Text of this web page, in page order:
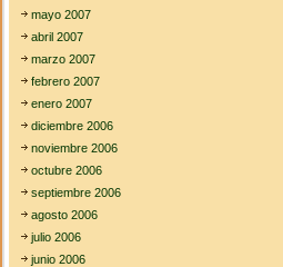
mayo 2007
abril 2007
marzo 2007
febrero 2007
enero 2007
diciembre 2006
noviembre 2006
octubre 2006
septiembre 2006
agosto 2006
julio 2006
junio 2006